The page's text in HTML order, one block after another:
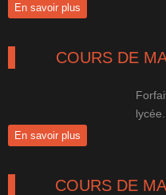
En savoir plus
COURS DE
En savoir plus
COURS DE